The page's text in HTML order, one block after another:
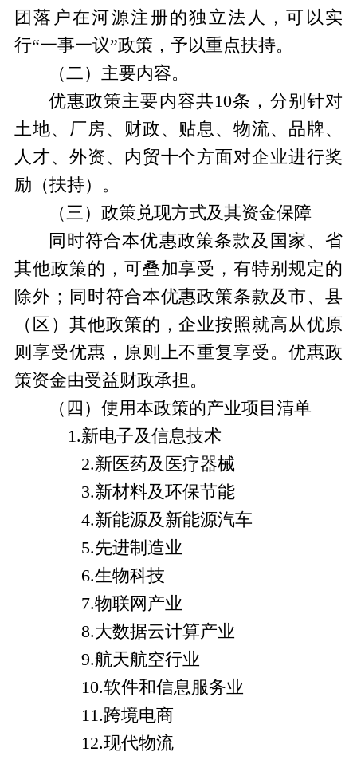
团落户在河源注册的独立法人，可以实
行“一事一议”政策，予以重点扶持。
（二） 主要内容。
优惠政策主要内容共10条，分别针对
土地、厂房、财政、贴息、物流、品牌、
人才、外资、内贸十个方面对企业进行奖
励（扶持）。
（三） 政策兑现方式及其资金保障
同时符合本优惠政策条款及国家、省
其他政策的，可叠加享受，有特别规定的
除外；同时符合本优惠政策条款及市、县
（区）其他政策的，企业按照就高从优原
则享受优惠，原则上不重复享受。优惠政
策资金由受益财政承担。
（四） 使用本政策的产业项目清单
1.新电子及信息技术
2.新医药及医疗器械
3.新材料及环保节能
4.新能源及新能源汽车
5.先进制造业
6.生物科技
7.物联网产业
8.大数据云计算产业
9.航天航空行业
10.软件和信息服务业
11.跨境电商
12.现代物流